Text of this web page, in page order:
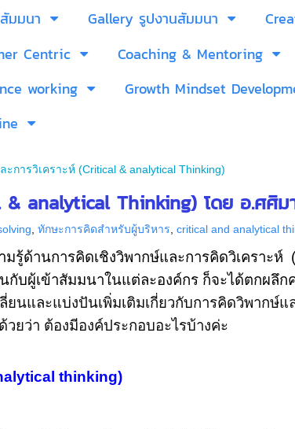
มมนา Gallery รูปงานสัมมนา
Centric
Coaching & Mentoring
working
Growth Mindset
ะการวิเคราะห์ (Critical & analytical Thinking)
& analytical Thinking) โดย อ.ศศิ
ทักษะการคิดสำหรับผู้บริหาร critical and analytical
รู้ด้านการคิดเชิงวิพากษ์และการคิดวิเคราะห์
บผู้เข้าสัมมนาในแต่ละองค์กร ก็จะได้ตกผลึก
ยนและแบ่งปันเพิ่มเติมเกี่ยวกับการคิดวิพากษ์แ
ยว่า ต้องมีองค์ประกอบอะไรบ้างค่ะ
thinking)